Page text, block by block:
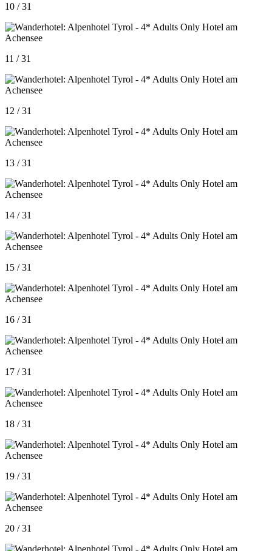
10 / 31
11 / 31
12 / 31
13 / 31
14 / 31
15 / 31
16 / 31
17 / 31
18 / 31
19 / 31
20 / 31